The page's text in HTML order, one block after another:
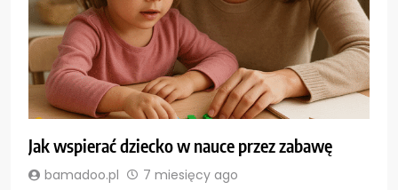
Jak wspierać dziecko w nauce przez zabawę
bamadoo.pl 7 miesięcy ago